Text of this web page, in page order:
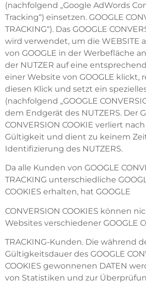
(nachfolgend „Google AdWords
Tracking“) einsetzen. GOOGLE
TRACKING“). Das GOOGLE
wird verwendet, um die WEBSITE
von GOOGLE in der Werbefläche
der NUTZER auf eine
einer Website von GOOGLE klickt,
diesen Klick und setzt ein
(nachfolgend „GOOGLE
dem Endgerät des NUTZERS. Der
CONVERSION COOKIE verliert
Gültigkeit und dient zu keinem
Identifizierung des NUTZERS.
Da alle Kunden von GOOGLE
TRACKING unterschiedliche
COOKIES erhalten, hat GOOGLE
CONVERSION COOKIES können
Websites verschiedener GOOGLE
TRACKING-Kunden. Die während
Gültigkeitsdauer des GOOGLE
COOKIES gewonnenen DATEN
von Statistiken und zur